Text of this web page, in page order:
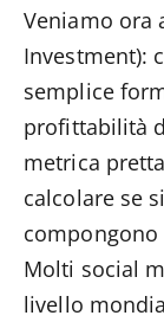
Veniamo ora
Investment):
semplice
profittabilità
metrica
calcolare se
Molti social
livello